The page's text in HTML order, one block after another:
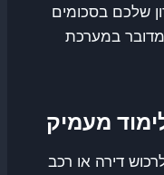
שלכם בסכומים
במערכת
מעמיק
דירה או רכב